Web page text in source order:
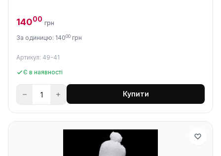
14000 грн
За одиницю: 14000 грн
Артикул: 49-41
Є в наявності
Купити